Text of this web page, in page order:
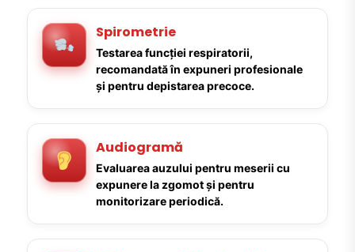
Spirometrie
Testarea funcției respiratorii,
recomandată în expuneri profesionale
și pentru depistarea precoce.
Audiogramă
Evaluarea auzului pentru meserii cu
expunere la zgomot și pentru
monitorizare periodică.